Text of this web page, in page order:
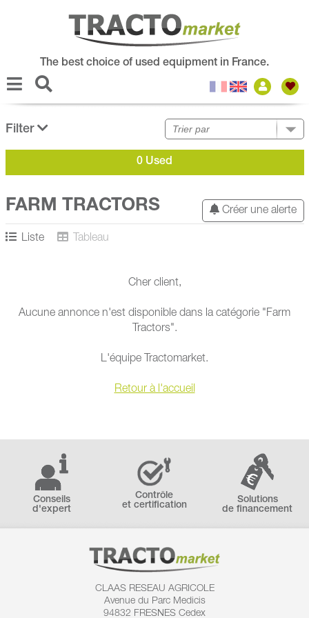
The best choice of used equipment in France.
Filter
0 Used
Créer une alerte
FARM TRACTORS
Liste Tableau
Cher client,
Aucune annonce n'est disponible dans la catégorie "Farm
Tractors".
L'équipe Tractomarket.
Retour à l'accueil
Conseils
d'expert
Contrôle
et certification
Solutions
de financement
CLAAS RESEAU AGRICOLE
Avenue du Parc Medicis
94832 FRESNES Cedex